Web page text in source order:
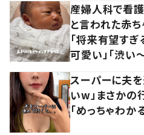
産婦人科で看護
と言われた赤
「将来有望すぎ
可愛い」「渋い～
スーパーに夫
いw」まさかの
「めっちゃわか